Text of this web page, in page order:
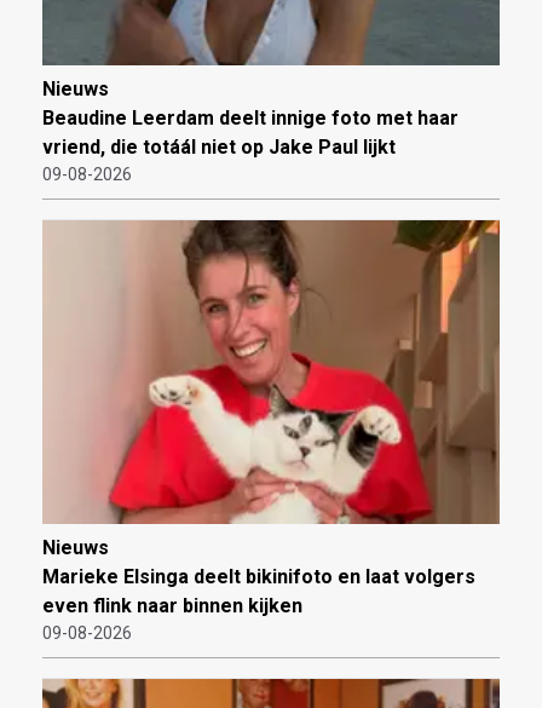
Nieuws
Beaudine Leerdam deelt innige foto met haar
vriend, die totáál niet op Jake Paul lijkt
09-08-2026
Nieuws
Marieke Elsinga deelt bikinifoto en laat volgers
even flink naar binnen kijken
09-08-2026